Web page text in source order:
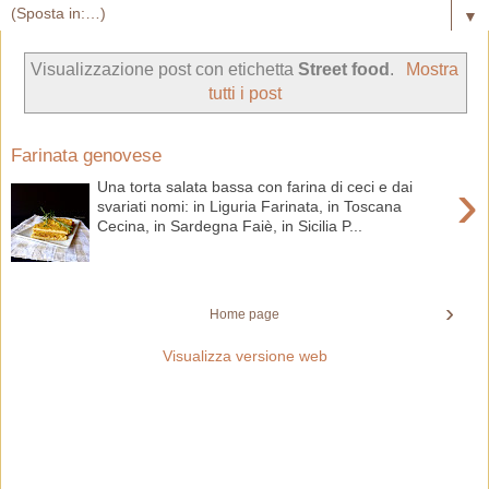
▼
Visualizzazione post con etichettaStreet food .
Mostra
tutti i post
Farinata genovese
›
Una torta salata bassa con farina di ceci e dai
svariati nomi: in Liguria Farinata, in Toscana
Cecina, in Sardegna Faiè, in Sicilia P...
›
Home page
Visualizza versione web